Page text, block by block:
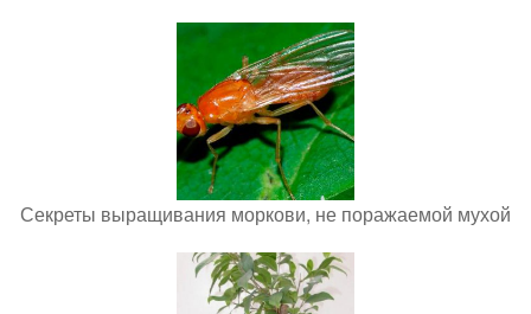
Секреты выращивания моркови, не поражаемой мухой